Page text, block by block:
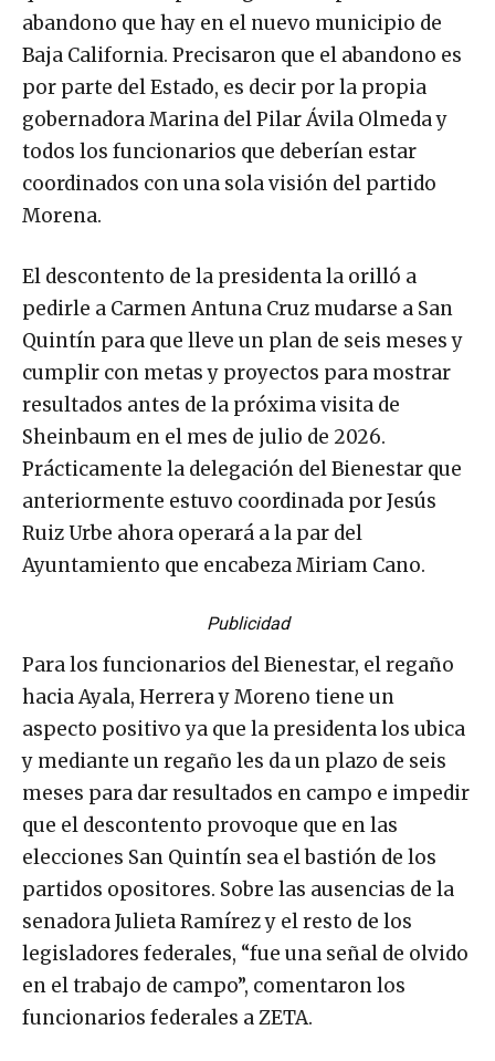
abandono que hay en el nuevo municipio de
Baja California. Precisaron que el abandono es
por parte del Estado, es decir por la propia
gobernadora Marina del Pilar Ávila Olmeda y
todos los funcionarios que deberían estar
coordinados con una sola visión del partido
Morena.
El descontento de la presidenta la orilló a
pedirle a Carmen Antuna Cruz mudarse a San
Quintín para que lleve un plan de seis meses y
cumplir con metas y proyectos para mostrar
resultados antes de la próxima visita de
Sheinbaum en el mes de julio de 2026.
Prácticamente la delegación del Bienestar que
anteriormente estuvo coordinada por Jesús
Ruiz Urbe ahora operará a la par del
Ayuntamiento que encabeza Miriam Cano.
Publicidad
Para los funcionarios del Bienestar, el regaño
hacia Ayala, Herrera y Moreno tiene un
aspecto positivo ya que la presidenta los ubica
y mediante un regaño les da un plazo de seis
meses para dar resultados en campo e impedir
que el descontento provoque que en las
elecciones San Quintín sea el bastión de los
partidos opositores. Sobre las ausencias de la
senadora Julieta Ramírez y el resto de los
legisladores federales, “fue una señal de olvido
en el trabajo de campo”, comentaron los
funcionarios federales a ZETA.